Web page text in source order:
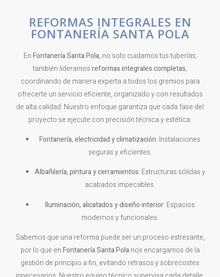
REFORMAS INTEGRALES EN
FONTANERÍA SANTA POLA
EnFontanería Santa Pola, no solo cuidamos tus tuberías;
también lideramosreformas integrales completas,
coordinando de manera experta a todos los gremios para
ofrecerte un servicio eficiente, organizado y con resultados
de alta calidad. Nuestro enfoque garantiza que cada fase del
proyecto se ejecute con precisión técnica y estética:
Fontanería, electricidad y climatización: Instalaciones
seguras y eficientes.
Albañilería, pintura y cerramientos: Estructuras sólidas y
acabados impecables.
Iluminación, alicatados y diseño interior: Espacios
modernos y funcionales.
Sabemos que una reforma puede ser un proceso estresante,
por lo que enFontaneríaSanta Polanos encargamos de la
gestión de principio a fin, evitando retrasos y sobrecostes